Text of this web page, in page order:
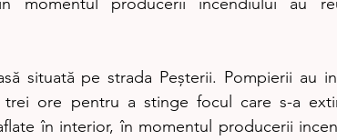
situată pe strada Peșterii. Pompierii au
ore pentru a stinge focul care s-a
în interior, în momentul producerii